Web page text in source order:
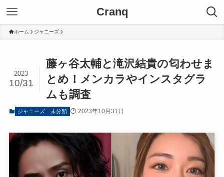
Cranq
ホーム ジャニーズ
藤ヶ谷太輔と滝沢結貴の匂わせま
とめ！メンカラやインスタグラ
ムも調査
2023
10/31
ジャニーズ 未分類 2023年10月31日